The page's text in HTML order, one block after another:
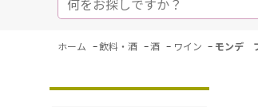
ホーム -飲料・酒 -酒 - ワイン - モンデ